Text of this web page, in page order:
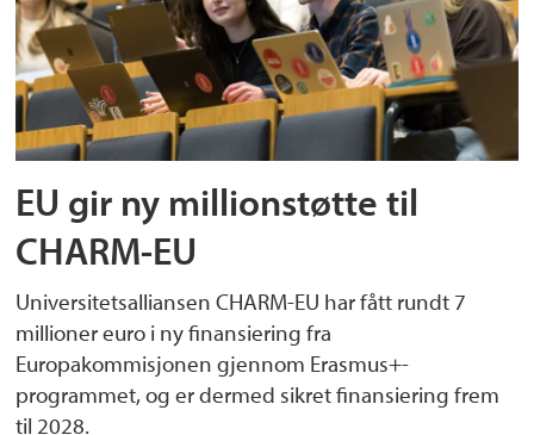
EU gir ny millionstøtte til
CHARM-EU
Universitetsalliansen CHARM-EU har fått rundt 7
millioner euro i ny finansiering fra
Europakommisjonen gjennom Erasmus+-
programmet, og er dermed sikret finansiering frem
til 2028.